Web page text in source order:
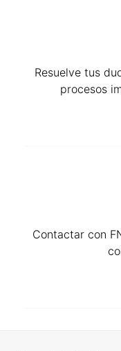
Resuelve tus
procesos
Contactar con